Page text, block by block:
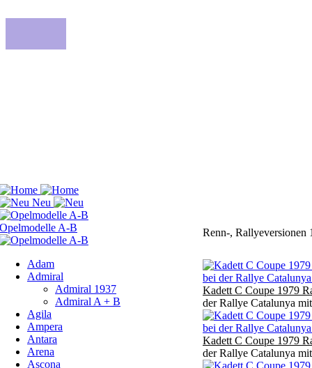
Adam
Admiral
Admiral 1937
Admiral A + B
Agila
Ampera
Antara
Arena
Ascona
Kadett C Coupe 1979
der Rallye Catalunya
Kadett C Coupe 1979
der Rallye Catalunya
Renn-, Rallyeversionen